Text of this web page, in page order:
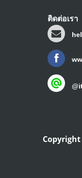
ติดต่อเรา
Copyright